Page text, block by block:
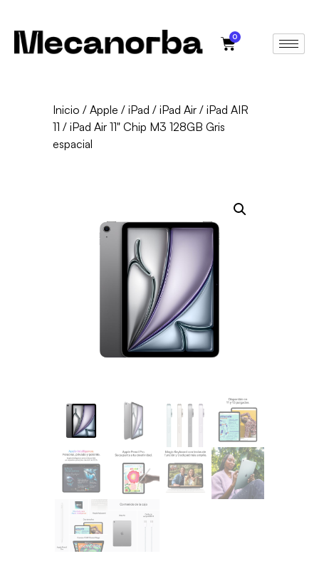
0
Inicio /Apple /iPad /iPad Air /iPad AIR
11 / iPad Air 11" Chip M3 128GB Gris
espacial